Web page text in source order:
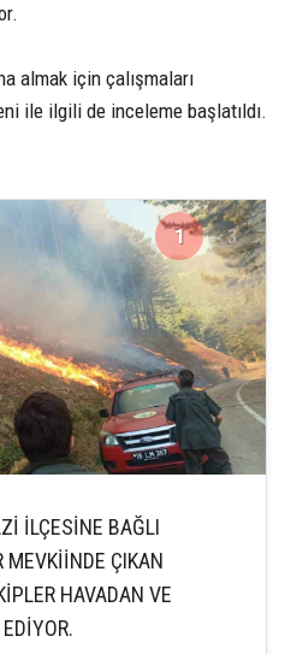
almak için çalışmaları
ile ilgili de inceleme başlatıldı.
1 3
İLÇESİNE BAĞLI
MEVKİİNDE ÇIKAN
HAVADAN VE